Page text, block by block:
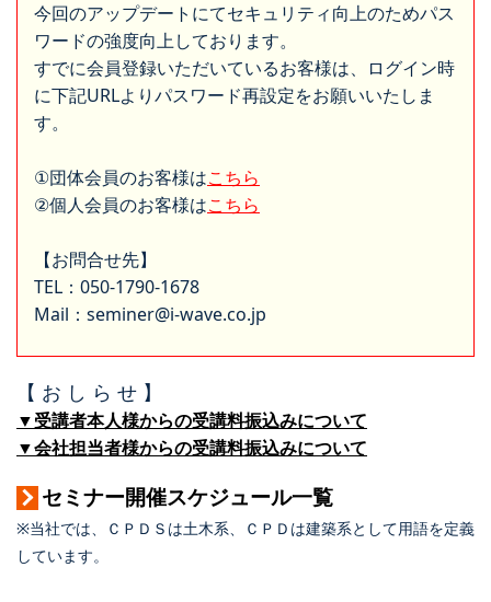
今回のアップデートにてセキュリティ向上のためパス
ワードの強度向上しております。
すでに会員登録いただいているお客様は、ログイン時
に下記URLよりパスワード再設定をお願いいたしま
す。
①団体会員のお客様はこちら
②個人会員のお客様はこちら
【お問合せ先】
TEL：050-1790-1678
Mail：seminer@i-wave.co.jp
【 お し ら せ 】
▼受講者本人様からの受講料振込みについて
▼会社担当者様からの受講料振込みについて
セミナー開催スケジュール一覧
※当社では、ＣＰＤＳは土木系、ＣＰＤは建築系として用語を定義
しています。